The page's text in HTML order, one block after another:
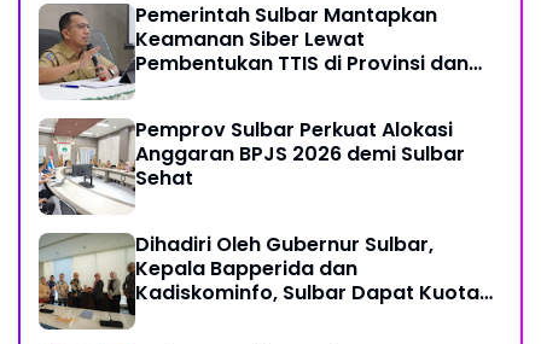
Pemerintah Sulbar Mantapkan
Keamanan Siber Lewat
Pembentukan TTIS di Provinsi dan
Pemprov Sulbar Perkuat Alokasi
Anggaran BPJS 2026 demi Sulbar
Sehat
Dihadiri Oleh Gubernur Sulbar,
Kepala Bapperida dan
Kadiskominfo, Sulbar Dapat Kuota